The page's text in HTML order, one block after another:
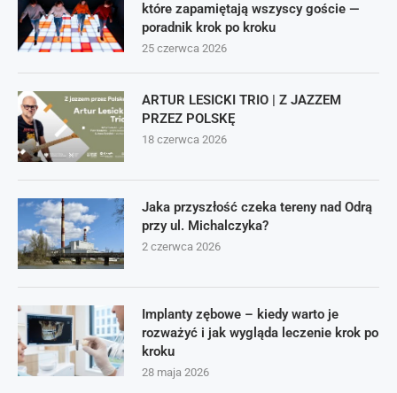
które zapamiętają wszyscy goście —
poradnik krok po kroku
25 czerwca 2026
ARTUR LESICKI TRIO | Z JAZZEM
PRZEZ POLSKĘ
18 czerwca 2026
Jaka przyszłość czeka tereny nad Odrą
przy ul. Michalczyka?
2 czerwca 2026
Implanty zębowe – kiedy warto je
rozważyć i jak wygląda leczenie krok po
kroku
28 maja 2026